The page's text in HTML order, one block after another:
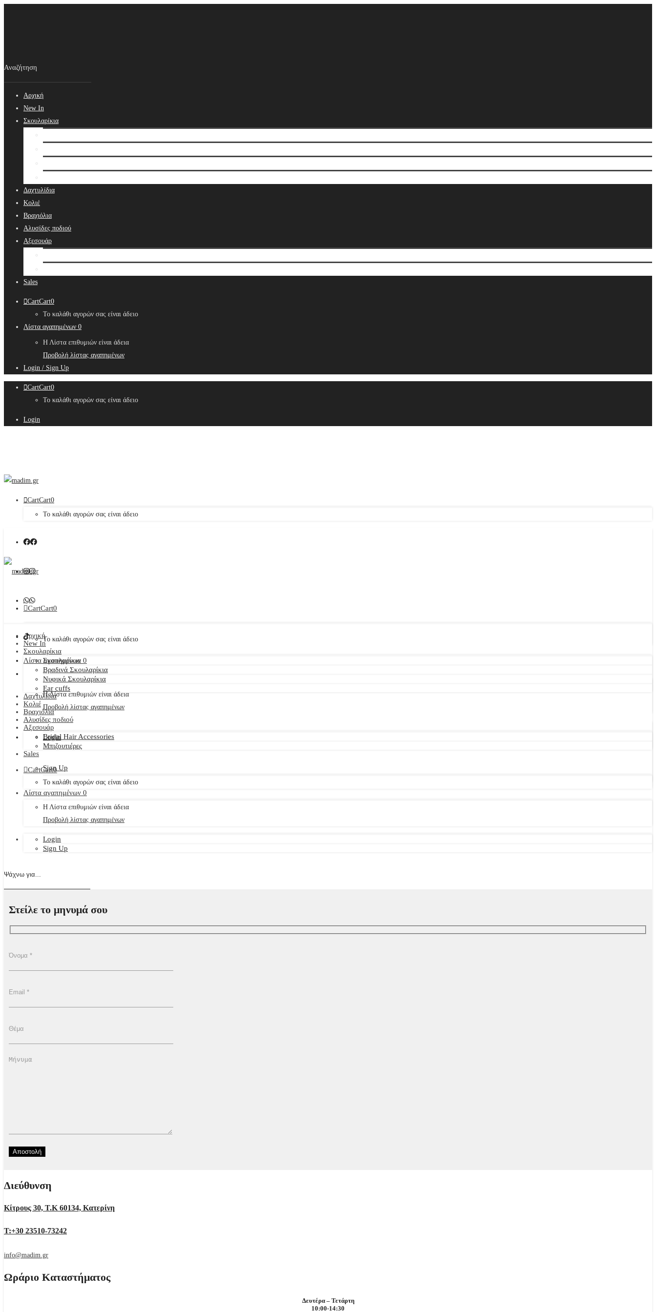
Αρχική
New In
Σκουλαρίκια
Δαχτυλίδια
Κολιέ
Βραχιόλια
Αλυσίδες ποδιού
Αξεσουάρ
Sales
CartCart0
Το καλάθι αγορών σας είναι άδειο
Λίστα αγαπημένων 0
Η Λίστα επιθυμιών είναι άδεια
Προβολή λίστας αγαπημένων
Login / Sign Up
CartCart0
Το καλάθι αγορών σας είναι άδειο
Login
CartCart0
Το καλάθι αγορών σας είναι άδειο
CartCart0
Το καλάθι αγορών σας είναι άδειο
Λίστα αγαπημένων 0
Η Λίστα επιθυμιών είναι άδεια
Προβολή λίστας αγαπημένων
Login
Sign Up
Αρχική
New In
Σκουλαρίκια
Σκουλαρίκια
Βραδινά Σκουλαρίκια
Νυφικά Σκουλαρίκια
Ear cuffs
Δαχτυλίδια
Κολιέ
Βραχιόλια
Αλυσίδες ποδιού
Αξεσουάρ
Bridal Hair Accessories
Μπιζουτιέρες
Sales
CartCart0
Το καλάθι αγορών σας είναι άδειο
Λίστα αγαπημένων 0
Η Λίστα επιθυμιών είναι άδεια
Προβολή λίστας αγαπημένων
Login
Sign Up
Στείλε το μηνυμά σου
Διεύθυνση
Κίτρους 30, Τ.Κ 60134, Κατερίνη
Τ:+30 23510-73242
info@madim.gr
Ωράριο Καταστήματος
Δευτέρα – Τετάρτη
10:00-14:30